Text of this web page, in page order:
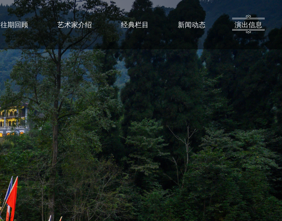
往期回顾 艺术家介绍 经典栏目 新闻动态 演出信息